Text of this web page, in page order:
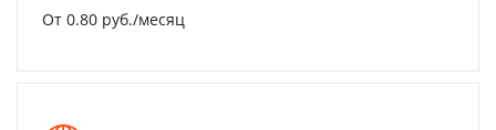
От 0.80 руб./месяц